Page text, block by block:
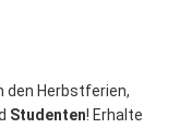
den Herbstferien,
Studenten! Erhalte